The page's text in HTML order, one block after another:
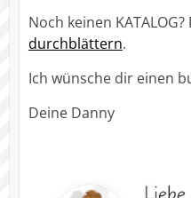
Noch keinen
durchblättern.
Ich wünsche dir einen
Deine Danny